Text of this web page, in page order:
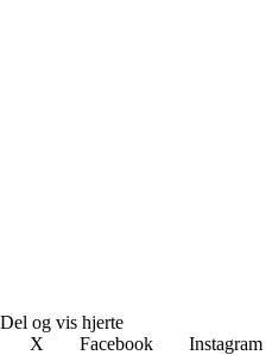
Del og vis hjerte
X
Facebook Instagram